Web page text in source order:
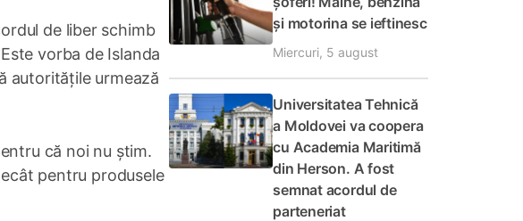
de liber schimb
vorba de Islanda
autoritățile urmează
că noi nu știm.
pentru produsele
și motorina se ieftinesc
Miercuri, 5 august
Universitatea Tehnică
a Moldovei va coopera
cu Academia Maritimă
din Herson. A fost
semnat acordul de
parteneriat